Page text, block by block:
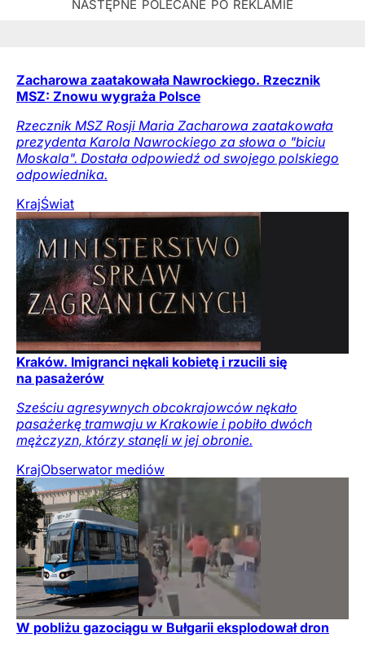
Zacharowa zaatakowała Nawrockiego. Rzecznik
MSZ: Znowu wygraża Polsce
Rzecznik MSZ Rosji Maria Zacharowa zaatakowała
prezydenta Karola Nawrockiego za słowa o "biciu
Moskala". Dostała odpowiedź od swojego polskiego
odpowiednika.
KrajŚwiat
Kraków. Imigranci nękali kobietę i rzucili się
na pasażerów
Sześciu agresywnych obcokrajowców nękało
pasażerkę tramwaju w Krakowie i pobiło dwóch
mężczyzn, którzy stanęli w jej obronie.
KrajObserwator mediów
W pobliżu gazociągu w Bułgarii eksplodował dron